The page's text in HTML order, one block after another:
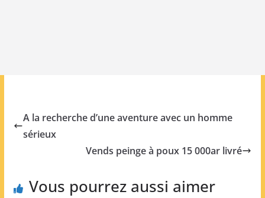
A la recherche d’une aventure avec un homme
sérieux
Vends peinge à poux 15 000ar livré
Vous pourrez aussi aimer